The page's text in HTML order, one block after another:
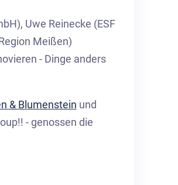
Uwe Reinecke (ESF
Meißen)
- Dinge anders
& Blumenstein und
- genossen die